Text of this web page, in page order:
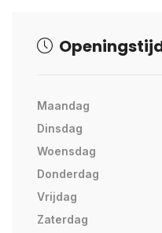
Maandag
Dinsdag
Woensdag
Donderdag
Vrijdag
Zaterdag